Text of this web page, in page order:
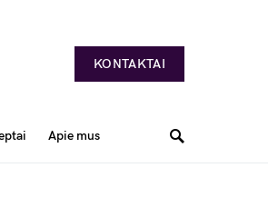
KONTAKTAI
Apie mus